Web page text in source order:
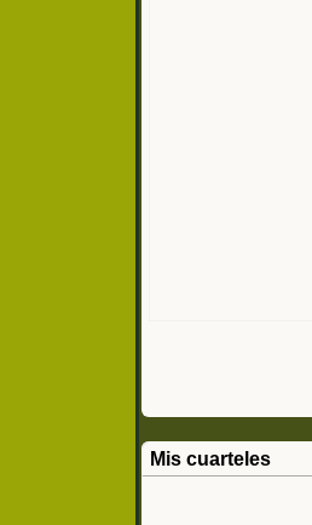
Mis cuarteles